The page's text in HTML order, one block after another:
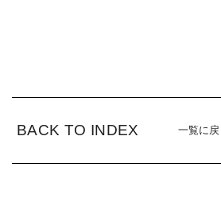
BACK TO INDEX 一覧に